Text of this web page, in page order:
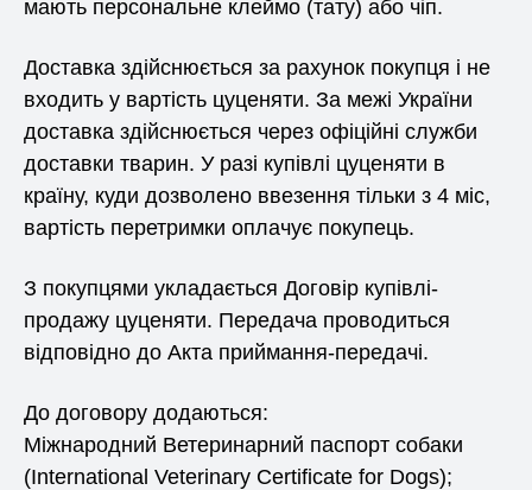
мають персональне клеймо (тату) або чіп.
Доставка здійснюється за рахунок покупця і не
входить у вартість цуценяти. За межі України
доставка здійснюється через офіційні служби
доставки тварин. У разі купівлі цуценяти в
країну, куди дозволено ввезення тільки з 4 міс,
вартість перетримки оплачує покупець.
З покупцями укладається Договір купівлі-
продажу цуценяти. Передача проводиться
відповідно до Акта приймання-передачі.
До договору додаються:
Міжнародний Ветеринарний паспорт собаки
(International Veterinary Certificate for Dogs);